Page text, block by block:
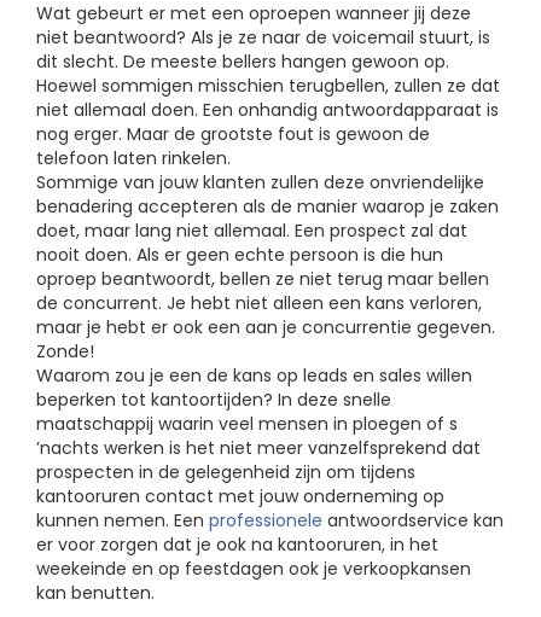
Wat gebeurt er met een oproepen wanneer jij deze
niet beantwoord? Als je ze naar de voicemail stuurt, is
dit slecht. De meeste bellers hangen gewoon op.
Hoewel sommigen misschien terugbellen, zullen ze dat
niet allemaal doen. Een onhandig antwoordapparaat is
nog erger. Maar de grootste fout is gewoon de
telefoon laten rinkelen.
Sommige van jouw klanten zullen deze onvriendelijke
benadering accepteren als de manier waarop je zaken
doet, maar lang niet allemaal. Een prospect zal dat
nooit doen. Als er geen echte persoon is die hun
oproep beantwoordt, bellen ze niet terug maar bellen
de concurrent. Je hebt niet alleen een kans verloren,
maar je hebt er ook een aan je concurrentie gegeven.
Zonde!
Waarom zou je een de kans op leads en sales willen
beperken tot kantoortijden? In deze snelle
maatschappij waarin veel mensen in ploegen of s
’nachts werken is het niet meer vanzelfsprekend dat
prospecten in de gelegenheid zijn om tijdens
kantooruren contact met jouw onderneming op
kunnen nemen. Een professionele antwoordservice kan
er voor zorgen dat je ook na kantooruren, in het
weekeinde en op feestdagen ook je verkoopkansen
kan benutten.